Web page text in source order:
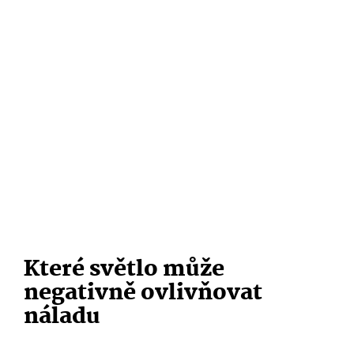
Které světlo může
negativně ovlivňovat
náladu